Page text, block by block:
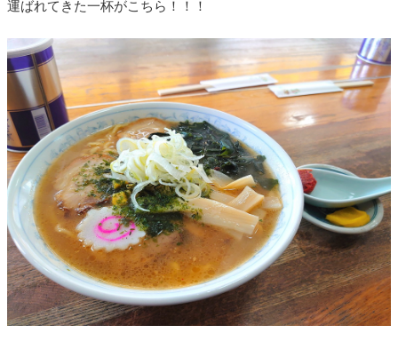
運ばれてきた一杯がこちら！！！